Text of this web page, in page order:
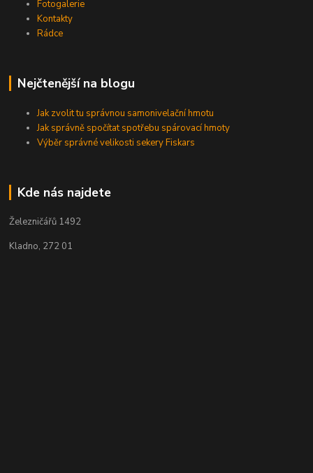
Fotogalerie
Kontakty
Rádce
Nejčtenější na blogu
Jak zvolit tu správnou samonivelační hmotu
Jak správně spočítat spotřebu spárovací hmoty
Výběr správné velikosti sekery Fiskars
Kde nás najdete
Železničářů 1492
Kladno, 272 01